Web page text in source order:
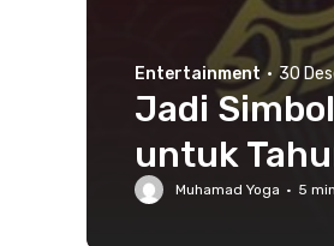
Entertainment · 30
Jadi
untuk
Muhamad Yoga · 5